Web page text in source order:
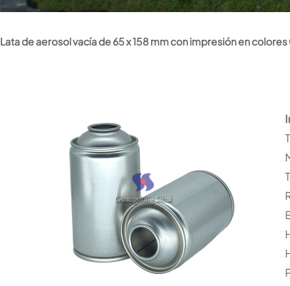
Lata de aerosol vacía de 65 x 158 mm con impresión en